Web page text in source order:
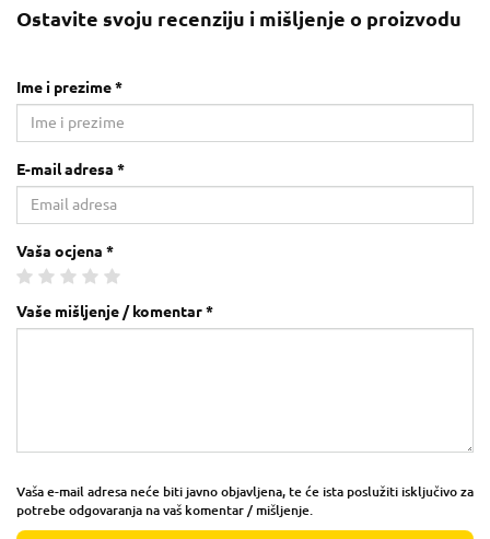
Ostavite svoju recenziju i mišljenje o proizvodu
Ime i prezime *
E-mail adresa *
Vaša ocjena *
Vaše mišljenje / komentar *
Vaša e-mail adresa neće biti javno objavljena, te će ista poslužiti isključivo za
potrebe odgovaranja na vaš komentar / mišljenje.